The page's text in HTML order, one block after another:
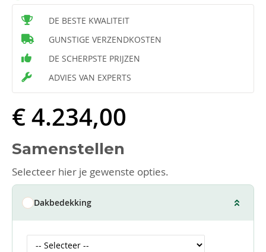
DE BESTE KWALITEIT
GUNSTIGE VERZENDKOSTEN
DE SCHERPSTE PRIJZEN
ADVIES VAN EXPERTS
€ 4.234,00
Samenstellen
Selecteer hier je gewenste opties.
Dakbedekking